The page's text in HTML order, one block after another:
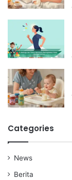
Categories
News
Berita